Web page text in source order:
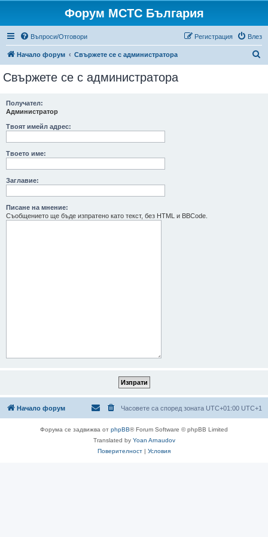
Форум МСТС България
Въпроси/Отговори Влез
Регистрация
Начало форум Свържете се с администратора
Свържете се с администратора
Получател:
Администратор
Твоят имейл адрес:
Твоето име:
Заглавие:
Писане на мнение:
Съобщението ще бъде изпратено като текст, без HTML и BBCode.
Начало форум Часовете са според зоната UTC+01:00 UTC+1
Форума се задвижва от phpBB® Forum Software © phpBB Limited
Translated by Yoan Arnaudov
Поверителност | Условия